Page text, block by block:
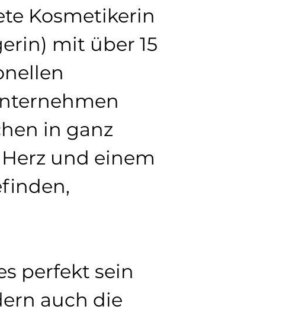
Kosmetikerin
mit über 15
in ganz
und einem
perfekt sein
auch die